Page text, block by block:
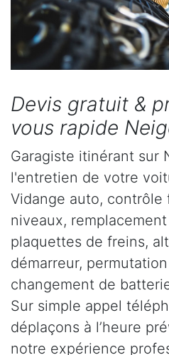
Devis gratuit &
vous rapide
Garagiste itinérant sur
l'entretien de votre
Vidange auto, contrôle
niveaux,
plaquettes de freins,
démarreur,
changement de
Sur simple appel
déplaçons à l’heure
notre expérience